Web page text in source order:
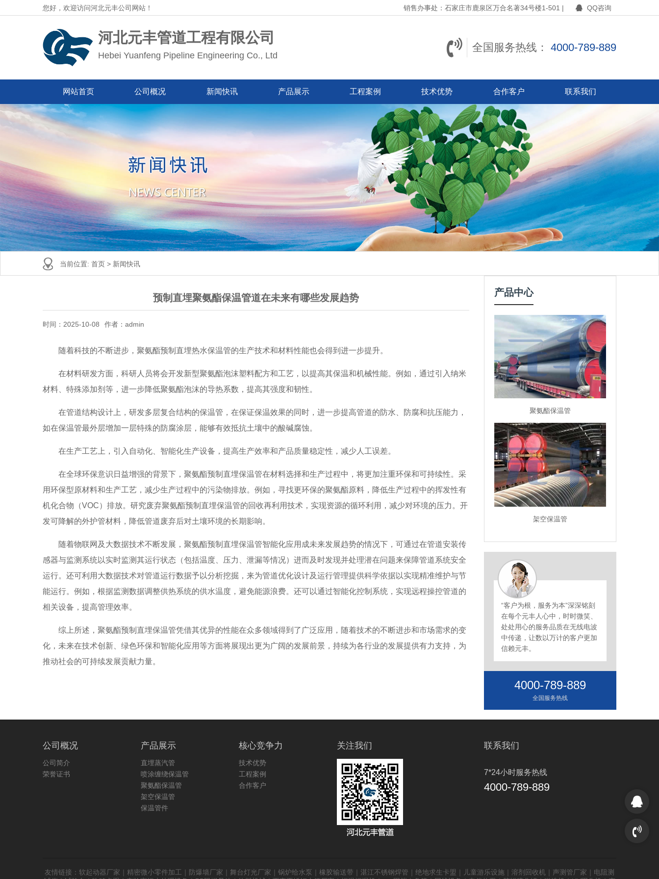
您好，欢迎访问河北元丰公司网站！ 销售办事处：石家庄市鹿泉区万合名著34号楼1-501 | QQ咨询
河北元丰管道工程有限公司
Hebei Yuanfeng Pipeline Engineering Co., Ltd
全国服务热线： 4000-789-889
网站首页 公司概况 新闻快讯 产品展示 工程案例 技术优势 合作客户 联系我们
当前位置: 首页 > 新闻快讯
预制直埋聚氨酯保温管道在未来有哪些发展趋势
时间：2025-10-08 作者：admin
随着科技的不断进步，聚氨酯预制直埋热水保温管的生产技术和材料性能也会得到进一步提升。
在材料研发方面，科研人员将会开发新型聚氨酯泡沫塑料配方和工艺，以提高其保温和机械性能。例如，通过引入纳米
材料、特殊添加剂等，进一步降低聚氨酯泡沫的导热系数，提高其强度和韧性。
在管道结构设计上，研发多层复合结构的保温管，在保证保温效果的同时，进一步提高管道的防水、防腐和抗压能力，
如在保温管最外层增加一层特殊的防腐涂层，能够有效抵抗土壤中的酸碱腐蚀。
在生产工艺上，引入自动化、智能化生产设备，提高生产效率和产品质量稳定性，减少人工误差。
在全球环保意识日益增强的背景下，聚氨酯预制直埋保温管在材料选择和生产过程中，将更加注重环保和可持续性。采
用环保型原材料和生产工艺，减少生产过程中的污染物排放。例如，寻找更环保的聚氨酯原料，降低生产过程中的挥发性有
机化合物（VOC）排放。研究废弃聚氨酯预制直埋保温管的回收再利用技术，实现资源的循环利用，减少对环境的压力。开
发可降解的外护管材料，降低管道废弃后对土壤环境的长期影响。
随着物联网及大数据技术不断发展，聚氨酯预制直埋保温管智能化应用成未来发展趋势的情况下，可通过在管道安装传
感器与监测系统以实时监测其运行状态（包括温度、压力、泄漏等情况）进而及时发现并处理潜在问题来保障管道系统安全
运行。还可利用大数据技术对管道运行数据予以分析挖掘，来为管道优化设计及运行管理提供科学依据以实现精准维护与节
能运行。例如，根据监测数据调整供热系统的供水温度，避免能源浪费。还可以通过智能化控制系统，实现远程操控管道的
相关设备，提高管理效率。
综上所述，聚氨酯预制直埋保温管凭借其优异的性能在众多领域得到了广泛应用，随着技术的不断进步和市场需求的变
化，未来在技术创新、绿色环保和智能化应用等方面将展现出更为广阔的发展前景，持续为各行业的发展提供有力支持，为
推动社会的可持续发展贡献力量。
产品中心
聚氨酯保温管 直埋蒸汽管 聚氨酯保温管
架空保温管
“客户为根，服务为本”深深铭刻
在每个元丰人心中，时时微笑、
处处用心的服务品质在无线电波
中传递，让数以万计的客户更加
信赖元丰。
4000-789-889
全国服务热线
公司概况
公司简介
荣誉证书
产品展示
直埋蒸汽管
喷涂缠绕保温管
聚氨酯保温管
架空保温管
保温管件
核心竞争力
技术优势
工程案例
合作客户
关注我们 联系我们
7*24小时服务热线
4000-789-889
友情链接： 软起动器厂家 ｜ 精密微小零件加工 ｜ 防爆墙厂家 ｜ 舞台灯光厂家 ｜ 锅炉给水泵 ｜ 橡胶输送带 ｜ 湛江不锈钢焊管 ｜ 绝地求生卡盟 ｜ 儿童游乐设施 ｜ 溶剂回收机 ｜ 声测管厂家 ｜ 电阻测